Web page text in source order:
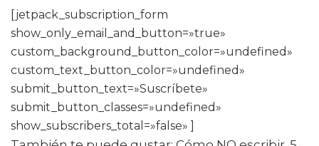
[jetpack_subscription_form
show_only_email_and_button=»true»
custom_background_button_color=»undefined»
custom_text_button_color=»undefined»
submit_button_text=»Suscríbete»
submit_button_classes=»undefined»
show_subscribers_total=»false» ]